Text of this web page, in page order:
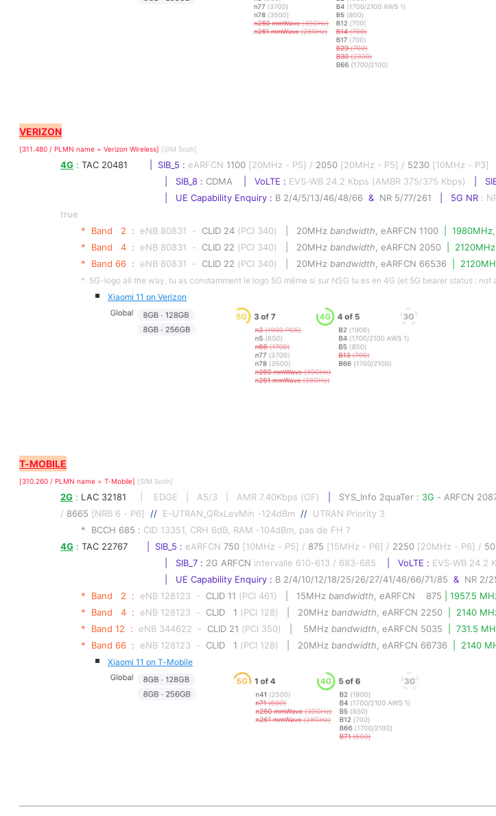
VERIZON
[311.480 / PLMN name = Verizon Wireless] [SIM Sosh]
4G : TAC 20481 |  SIB_5 : eARFCN 1100 [20MHz - P5] / 2050 [20MHz - P5] / 5230 [10MHz - P3]
|   SIB_8 : CDMA |   VoLTE : EVS-WB 24.2 Kbps (AMBR 375/375 Kbps) |
|   UE Capability Enquiry : B 2/4/5/13/46/48/66 & NR 5/77/261 |   5G NR :
true
*  Band   2  : eNB 80831  - CLID 24 (PCI 340) |   20MHz bandwidth , eARFCN 1100 |  1980MHz
*  Band   4  : eNB 80831  - CLID 22 (PCI 340) |   20MHz bandwidth , eARFCN 2050 |  2120MHz
*  Band 66  : eNB 80831  - CLID 22 (PCI 340) |   20MHz bandwidth , eARFCN 66536 |
*  5G-logo all the way, tu as constamment le logo 5G même si sur NSG tu es en 4G (et 5G bearer status : not
Xiaomi 11 on Verizon
T-MOBILE
[310.260 / PLMN name = T-Mobile] [SIM Sosh]
2G : LAC 32181 |    EDGE   |   A5/3   |   AMR 7.40Kbps (OF) SYS_Info 2quaTer : 3G - ARFCN
/ 8665 [NRB 6 - P6] // E-UTRAN_QRxLevMin -124dBm // UTRAN Priority 3
*  BCCH 685 : CID 13351, CRH 6dB, RAM -104dBm, pas de FH ?
4G : TAC 22767 |  SIB_5 : eARFCN 750 [10MHz - P5] / 875 [15MHz - P6] / 2250 [20MHz - P6] /
|   SIB_7 : 2G ARFCN intervalle 610-613 / 683-685 |   VoLTE : EVS-WB 24.2
|   UE Capability Enquiry : B 2/4/10/12/18/25/26/27/41/46/66/71/85 & NR 2/
*  Band   2  : eNB 128123  - CLID 11 (PCI 461) |   15MHz bandwidth , eARFCN    875 | 1957.5
*  Band   4  : eNB 128123  - CLID   1 (PCI 128) |   20MHz bandwidth , eARFCN 2250 |  2140
*  Band 12  : eNB 344622  - CLID 21 (PCI 350) |    5MHz bandwidth , eARFCN 5035 |  731.5
*  Band 66  : eNB 128123  - CLID   1 (PCI 128) |   20MHz bandwidth , eARFCN 66736 |  2140
Xiaomi 11 on T-Mobile